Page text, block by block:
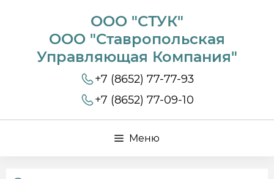
ООО "СТУК"
ООО "Ставропольская
Управляющая Компания"
+7 (8652) 77-77-93
+7 (8652) 77-09-10
Меню